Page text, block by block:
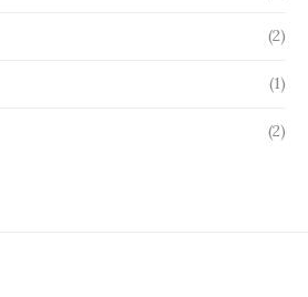
(2)
(1)
(2)